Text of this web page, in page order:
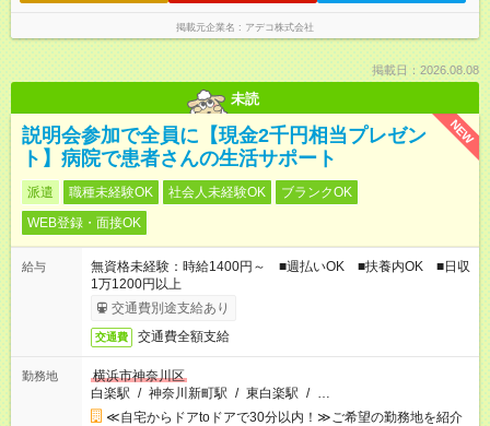
掲載元企業名 アデコ株式会社
掲載日：2026.08.08
未読
NEW
説明会参加で全員に【現金2千円相当プレゼン
ト】病院で患者さんの生活サポート
派遣 職種未経験OK 社会人未経験OK
ブランクOK
WEB登録・面接OK
給与
無資格未経験：時給1400円～ ■週払いOK ■扶養内OK ■日収
1万1200円以上
交通費別途支給あり
交通費 交通費全額支給
勤務地
横浜市神奈川区
白楽駅 / 神奈川新町駅 / 東白楽駅 / …
≪自宅からドアtoドアで30分以内！≫ご希望の勤務地を紹介